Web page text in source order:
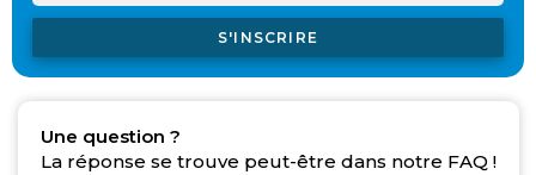
S'INSCRIRE
Une question ?
La réponse se trouve peut-être dans notre FAQ !